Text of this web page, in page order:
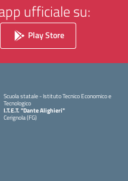
ufficiale su:
Play Store
Scuola statale - Istituto Tecnico Economico e
Tecnologico
I.T.E.T. "Dante Alighieri"
Cerignola (FG)
— Visita la pagina iniziale della scuola